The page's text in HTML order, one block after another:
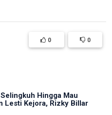
0 0
Hingga Mau
Lesti Kejora, Rizky Billar